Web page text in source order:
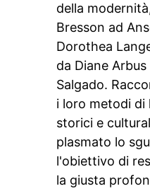
della
Bresson ad
Dorothea
da Diane
Salgado.
i loro metodi
storici e
plasmato lo
l'obiettivo di
la giusta